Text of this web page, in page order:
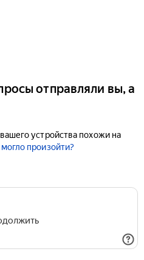
отправляли вы, а
устройства похожи на
произойти?